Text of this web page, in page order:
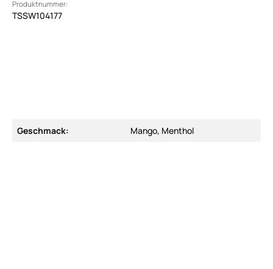
Produktnummer:
TSSW104177
Geschmack: Mango, Menthol